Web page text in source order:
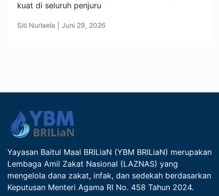
kuat di seluruh penjuru
Siti Nurlaela | Juni 29, 2026
Yayasan Baitul Maal BRILiaN (YBM BRILiaN) merupakan
Lembaga Amil Zakat Nasional (LAZNAS) yang
mengelola dana zakat, infak, dan sedekah berdasarkan
Keputusan Menteri Agama RI No. 458 Tahun 2024.